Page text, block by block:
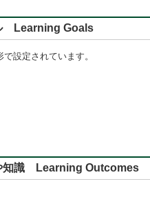
Learning Goals
設定されています。
知識 Learning Outcomes